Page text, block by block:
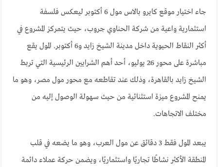
جاء اختيار موقع كايرو بالاس مول 6 أكتوبر ليعكس فلسفة
استثمارية واعية من شركة الحناوي جروب، حيث يتمركز المشروع في
أكثر النقاط الحيوية داخل مدينة الشيخ زايد و6 أكتوبر. المول يقع
مباشرة على محور 26 يوليو، أحد أهم الشرايين الرئيسية التي تربط
الشيخ زايد بالقاهرة، وذلك عند تقاطعه مع محور مول مصر، وهو ما
يمنح المشروع ميزة استثنائية من حيث سهولة الوصول إليه من
مختلف الاتجاهات.
يبعد المول فقط 3 دقائق عن مول العرب، وهو ما يضعه في قلب
المنطقة الأكثر نشاطًا تجاريًا واستثماريًا، ويضمن حركة عملاء دائمة